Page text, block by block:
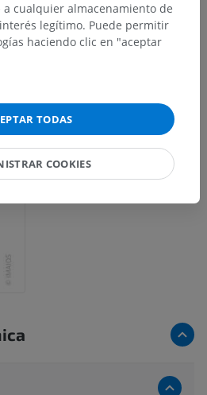
cualquier almacenamiento de
legítimo. Puede permitir
haciendo clic en "aceptar
TODAS
COOKIES